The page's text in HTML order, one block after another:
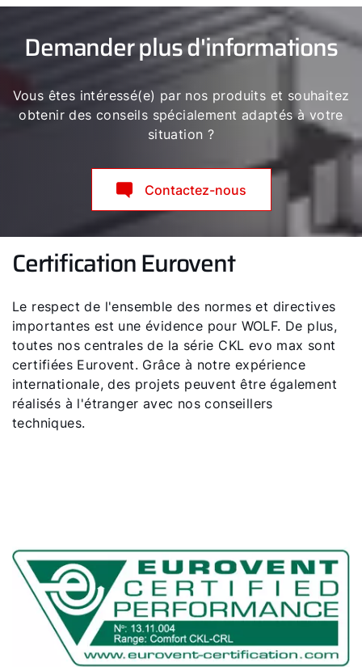
Demander plus d'informations
Vous êtes intéressé(e) par nos produits et souhaitez
obtenir des conseils spécialement adaptés à votre
situation ?
Contactez-nous
Certification Eurovent
Le respect de l'ensemble des normes et directives
importantes est une évidence pour WOLF. De plus,
toutes nos centrales de la série CKL evo max sont
certifiées Eurovent. Grâce à notre expérience
internationale, des projets peuvent être également
réalisés à l'étranger avec nos conseillers
techniques.